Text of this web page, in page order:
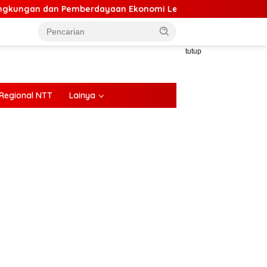
Pemberdayaan Ekonomi Lewat Penanaman Bibit Kopi
tutup
NTT Lainya